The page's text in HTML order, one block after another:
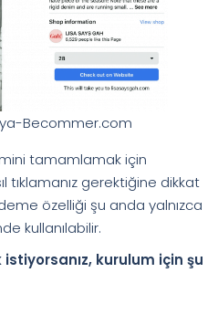
Becommer.com
tamamlamak için
tıklamanız gerektiğine dikkat
özelliği şu anda yalnızca
kullanılabilir.
kurulum için şu